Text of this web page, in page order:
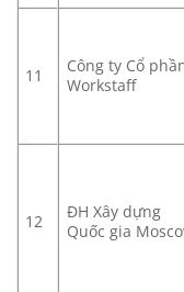
11
Công ty Cổ
Workstaff
12
ĐH Xây dựng
Quốc gia